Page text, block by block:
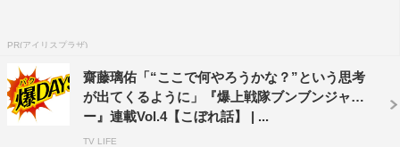
PR(アイリスプラザ)
齋藤璃佑「“ここで何やろうかな？”という思考
が出てくるように」『爆上戦隊ブンブンジャ
ー』連載Vol.4【こぼれ話】 | ...
TV LIFE